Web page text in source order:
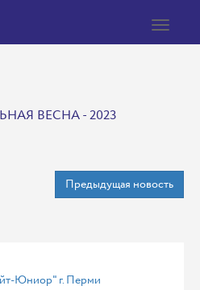
Toggle
ВЕСНА - 2023
Предыдущая новость
Юниор" г. Перми